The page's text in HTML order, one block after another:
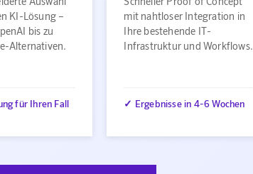
KI-Lösung –
bis zu
Alternativen.
für Ihren Fall
mit nahtloser Integration in
Ihre bestehende IT-
Infrastruktur und Workflows.
✓ Ergebnisse in 4-6 Wochen